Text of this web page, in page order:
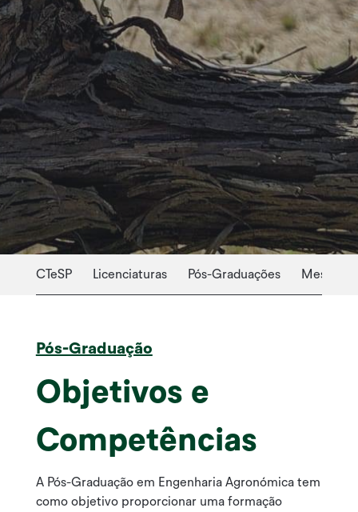
CTeSP Licenciaturas Pós-Graduações
Pós-Graduação
Objetivos e
Competências
A Pós-Graduação em Engenharia Agronómica tem
como objetivo proporcionar uma formação